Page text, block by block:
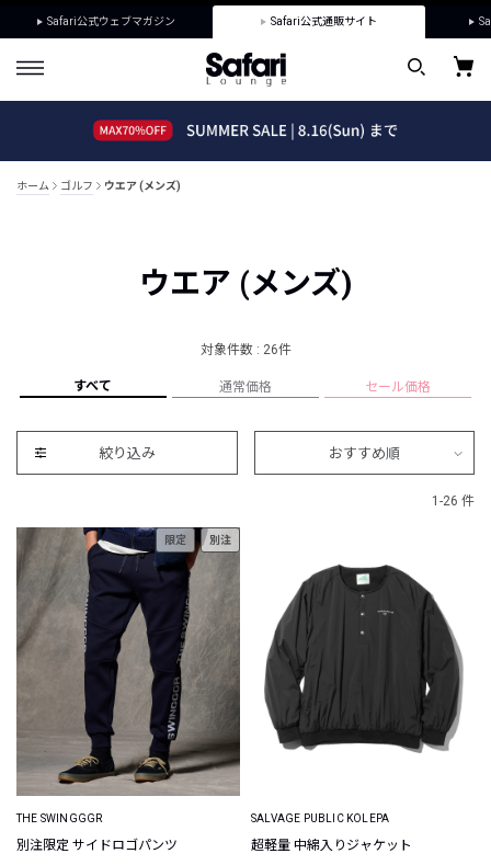
Safari公式ウェブマガジン Safari公式通販サイト
ホーム ゴルフ ウエア (メンズ)
ウエア (メンズ)
対象件数 : 26件
すべて 通常価格 セール価格
絞り込み おすすめ順
1-26 件
限定 別注
THE SWINGGGR
別注限定 サイドロゴパンツ
SALVAGE PUBLIC KOLEPA
超軽量 中綿入りジャケット